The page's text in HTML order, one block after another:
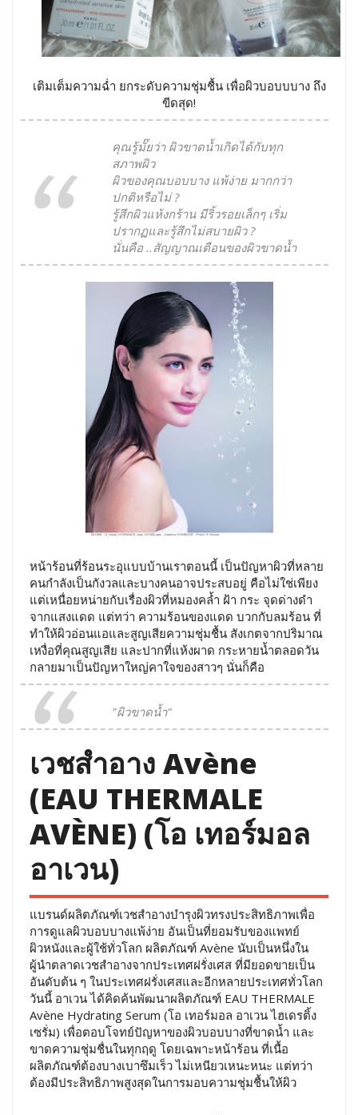
เติมเต็มความฉ่ำ ยกระดับความชุ่มชื้น เพื่อผิวบอบบบาง ถึง
ขีดสุด!
คุณรู้มั๊ยว่า ผิวขาดน้ำเกิดได้กับทุก
สภาพผิว
ผิวของคุณบอบบาง แพ้ง่าย มากกว่า
ปกติหรือไม่ ?
รู้สึกผิวแห้งกร้าน มีริ้วรอยเล็กๆ เริ่ม
ปรากฏและรู้สึกไม่สบายผิว ?
นั่นคือ ..สัญญาณเตือนของผิวขาดน้ำ
หน้าร้อนที่ร้อนระอุแบบบ้านเราตอนนี้ เป็นปัญหาผิวที่หลาย
คนกำลังเป็นกังวลและบางคนอาจประสบอยู่ คือไม่ใช่เพียง
แต่เหนื่อยหน่ายกับเรื่องผิวที่หมองคล้ำ ฝ้า กระ จุดด่างดำ
จากแสงแดด แต่ทว่า ความร้อนของแดด บวกกับลมร้อน ที่
ทำให้ผิวอ่อนแอและสูญเสียความชุ่มชื้น สังเกตจากปริมาณ
เหงื่อที่คุณสูญเสีย และปากที่แห้งผาด กระหายน้ำตลอดวัน
กลายมาเป็นปัญหาใหญ่คาใจของสาวๆ นั่นก็คือ
"ผิวขาดน้ำ"
เวชสำอาง Avène
(EAU THERMALE
AVÈNE) (โอ เทอร์มอล
อาเวน)
แบรนด์ผลิตภัณฑ์เวชสำอางบำรุงผิวทรงประสิทธิภาพเพื่อ
การดูแลผิวบอบบางแพ้ง่าย อันเป็นที่ยอมรับของแพทย์
ผิวหนังและผู้ใช้ทั่วโลก ผลิตภัณฑ์ Avène นับเป็นหนึ่งใน
ผู้นำตลาดเวชสำอางจากประเทศฝรั่งเศส ที่มียอดขายเป็น
อันดับต้น ๆ ในประเทศฝรั่งเศสและอีกหลายประเทศทั่วโลก
วันนี้ อาเวน ได้คิดค้นพัฒนาผลิตภัณฑ์ EAU THERMALE
Avène Hydrating Serum (โอ เทอร์มอล อาเวน ไฮเดรติ้ง
เซรั่ม) เพื่อตอบโจทย์ปัญหาของผิวบอบบางที่ขาดน้ำ และ
ขาดความชุ่มชื่นในทุกฤดู โดยเฉพาะหน้าร้อน ที่เนื้อ
ผลิตภัณฑ์ต้องบางเบาซึมเร็ว ไม่เหนียวเหนะหนะ แต่ทว่า
ต้องมีประสิทธิภาพสูงสุดในการมอบความชุ่มชื้นให้ผิว